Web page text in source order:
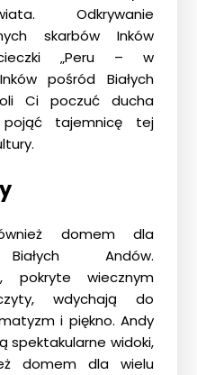
Odkrywanie
skarbów Inków
„Peru – w
pośród Białych
Ci poczuć ducha
pojąć tajemnicę tej
domem dla
Andów.
pokryte wiecznym
wdychają do
i piękno. Andy
spektakularne widoki,
domem dla wielu